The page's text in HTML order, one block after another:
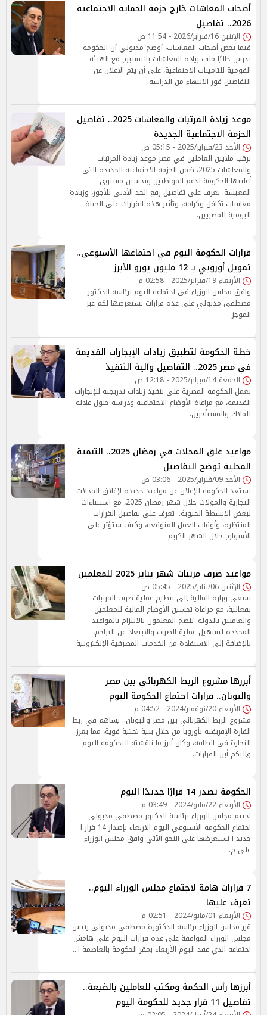
أصحاب المعاشات خارج حزمة الحماية الاجتماعية
2026.. تفاصيل
الإثنين 16/فبراير/2026 - 11:54 ص
فيما يخص أصحاب المعاشات، أوضح مدبولي أن الحكومة
تدرس حاليًا ملف زيادة المعاشات بالتنسيق مع الهيئة
القومية للتأمينات الاجتماعية، على أن يتم الإعلان عن
التفاصيل فور الانتهاء من الدراسة.
موعد زيادة المرتبات والمعاشات 2025.. تفاصيل
الحزمة الاجتماعية الجديدة
الأحد 23/فبراير/2025 - 05:15 ص
ترقب ملايين العاملين في مصر موعد زيادة المرتبات
والمعاشات 2025، ضمن الحزمة الاجتماعية الجديدة التي
أعلنتها الحكومة لدعم المواطنين وتحسين مستوى
المعيشة. تعرف على تفاصيل رفع الحد الأدنى للأجور، وزيادة
معاشات تكافل وكرامة، وتأثير هذه القرارات على الحياة
اليومية للمصريين.
قرارات الحكومة اليوم في اجتماعها الأسبوعي..
تمويل أوروبي بـ 12 مليون يورو الأبرز
الأربعاء 19/فبراير/2025 - 02:58 م
وافق مجلس الوزراء في اجتماعه اليوم برئاسة الدكتور
مصطفى مدبولي على عدة قرارات نستعرضها لكم عبر
الموجز
خطة الحكومة لتطبيق زيادات الإيجارات القديمة
في مصر 2025.. التفاصيل وآلية التنفيذ
الجمعة 14/فبراير/2025 - 12:18 ص
تعمل الحكومة المصرية على تنفيذ زيادات تدريجية للإيجارات
القديمة، مع مراعاة الأوضاع الاجتماعية ودراسة حلول عادلة
للملاك والمستأجرين.
مواعيد غلق المحلات في رمضان 2025.. التنمية
المحلية توضح التفاصيل
الأحد 09/فبراير/2025 - 03:06 ص
تستعد الحكومة للإعلان عن مواعيد جديدة لإغلاق المحلات
التجارية والمولات خلال شهر رمضان 2025، مع استثناءات
لبعض الأنشطة الحيوية.. تعرف على تفاصيل القرارات
المنتظرة، وأوقات العمل المتوقعة، وكيف ستؤثر على
الأسواق خلال الشهر الكريم.
مواعيد صرف مرتبات شهر يناير 2025 للمعلمين
الإثنين 06/يناير/2025 - 05:45 ص
تسعى وزارة المالية إلى تنظيم عملية صرف المرتبات
بفعالية، مع مراعاة تحسين الأوضاع المالية للمعلمين
والعاملين بالدولة. يُنصح المعلمون بالالتزام بالمواعيد
المحددة لتسهيل عملية الصرف والابتعاد عن التزاحم،
بالإضافة إلى الاستفادة من الخدمات المصرفية الإلكترونية
أبرزها مشروع الربط الكهربائي بين مصر
واليونان.. قرارات اجتماع الحكومة اليوم
الأربعاء 20/نوفمبر/2024 - 04:52 م
مشروع الربط الكهربائي بين مصر واليونان.. يساهم في ربط
القارة الإفريقية بأوروبا من خلال بنية تحتية قوية، مما يعزز
التجارة في الطاقة، وكان أبرز ما ناقشته اليحكومة اليوم
وإليكم أبرز القرارات.
الحكومة تصدر 14 قرارًا جديدًا اليوم
الأربعاء 22/مايو/2024 - 03:49 م
اختتم مجلس الوزراء برئاسة الدكتور مصطفى مدبولي
اجتماع الحكومة الأسبوعي اليوم الأربعاء بإصدار 14 قرار ا
جديد ا نستعرضها على النحو الآتي وافق مجلس الوزراء
على م…
7 قرارات هامة لاجتماع مجلس الوزراء اليوم..
تعرف عليها
الأربعاء 01/مايو/2024 - 02:51 م
قرر مجلس الوزراء برئاسة الدكتورة مصطفى مدبولي رئيس
مجلس الوزراء الموافقة على عدة قرارات اليوم على هامش
اجتماعه الذي عقد اليوم الأربعاء بمقر الحكومة بالعاصمة ا…
أبرزها رأس الحكمة ومكتب للعاملين بالضبعة..
تفاصيل 11 قرار جديد للحكومة اليوم